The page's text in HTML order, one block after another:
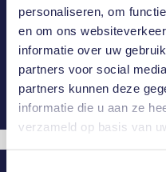
personaliseren, om
en om ons
informatie over uw
partners voor social
partners kunnen deze
informatie die u aan ze
verzameld op basis van
Heb je een vraag of ben
projecten? Laat het ons
contact met jou op.
CONNECT WITH US